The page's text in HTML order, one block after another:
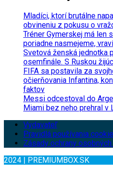
Mladíci, ktorí brutálne
obvineniu z pokusu o
Tréner Gymerskej má len
poriadne nasmejeme,
Svetová ženská jednotka
osemfinále. S Ruskou
FIFA sa postavila za
očierňovania Infantina,
faktov
Messi odcestoval do
Miami bez neho prehral v
Vydavateľ
Pravidlá používania
Zásady ochrany
2024 | PREMIUMBOX.SK